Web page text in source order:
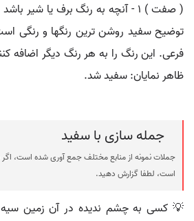
( صفت ) ۱ - آنچه به رنگ برف یا شیر
توضیح سفید روشن ترین رنگها و رنگی
ظاهر نمایان: سفید شد.
جمله سازی با سفید
جملات نمونه از منابع مختلف جمع آوری شده است،
است، لطفا گزارش دهید.
💡 کسی به چشم ندیده در آن زمین